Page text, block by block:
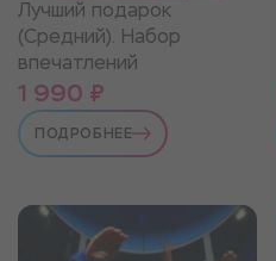
Лучший подарок
(Средний). Набор
впечатлений
1 990 ₽
ПОДРОБНЕЕ